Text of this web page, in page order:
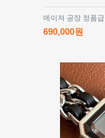
메이져 공장 정품급
690,000원